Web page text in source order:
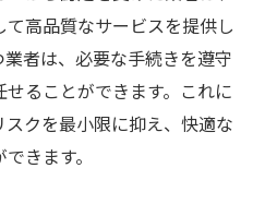
行う重要性
めの初期動作確認
ンスの必要性
合の初期対応策
高品質なサービスを提供し
者は、必要な手続きを遵守
ることができます。これに
クを最小限に抑え、快適な
きます。